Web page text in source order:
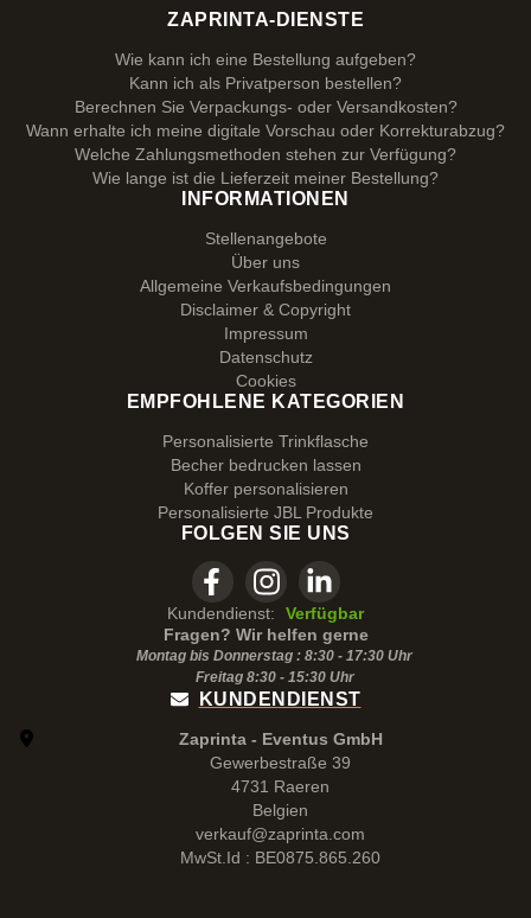
ZAPRINTA-DIENSTE
Wie kann ich eine Bestellung aufgeben?
Kann ich als Privatperson bestellen?
Berechnen Sie Verpackungs- oder Versandkosten?
Wann erhalte ich meine digitale Vorschau oder Korrekturabzug?
Welche Zahlungsmethoden stehen zur Verfügung?
Wie lange ist die Lieferzeit meiner Bestellung?
INFORMATIONEN
Stellenangebote
Über uns
Allgemeine Verkaufsbedingungen
Disclaimer & Copyright
Impressum
Datenschutz
Cookies
EMPFOHLENE KATEGORIEN
Personalisierte Trinkflasche
Becher bedrucken lassen
Koffer personalisieren
Personalisierte JBL Produkte
FOLGEN SIE UNS
Kundendienst:
Verfügbar
Fragen? Wir helfen gerne
Montag bis Donnerstag : 8:30 - 17:30 Uhr
Freitag 8:30 - 15:30Uhr
KUNDENDIENST
Zaprinta - Eventus GmbH
Gewerbestraße 39
4731 Raeren
Belgien
verkauf@zaprinta.com
MwSt.Id : BE0875.865.260